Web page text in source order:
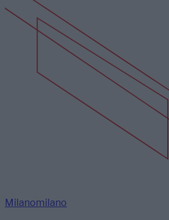
Milanomilano